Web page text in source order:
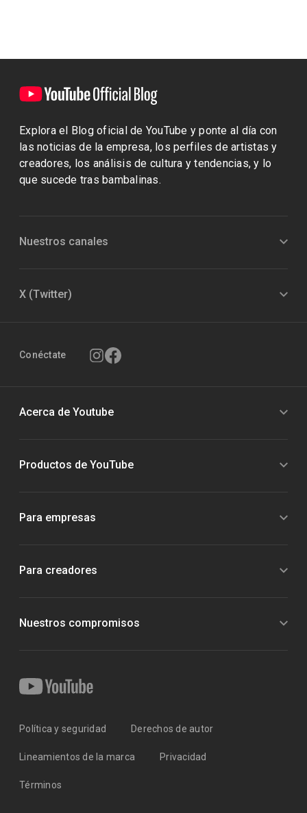
Explora el Blog oficial de YouTube y ponte al día con
las noticias de la empresa, los perfiles de artistas y
creadores, los análisis de cultura y tendencias, y lo
que sucede tras bambalinas.
Nuestros canales
X (Twitter)
Conéctate
Acerca de Youtube
Productos de YouTube
Para empresas
Para creadores
Nuestros compromisos
Política y seguridad Derechos de autor
Lineamientos de la marca Privacidad
Términos